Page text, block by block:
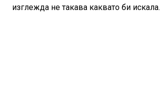
изглежда не такава каквато би искала.